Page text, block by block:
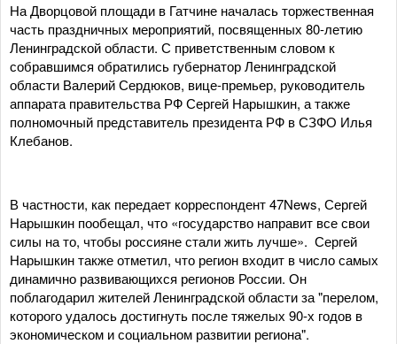
На Дворцовой площади в Гатчине началась торжественная
часть праздничных мероприятий, посвященных 80-летию
Ленинградской области. С приветственным словом к
собравшимся обратились губернатор Ленинградской
области Валерий Сердюков, вице-премьер, руководитель
аппарата правительства РФ Сергей Нарышкин, а также
полномочный представитель президента РФ в СЗФО Илья
Клебанов.
В частности, как передает корреспондент 47News, Сергей
Нарышкин пообещал, что «государство направит все свои
силы на то, чтобы россияне стали жить лучше». Сергей
Нарышкин также отметил, что регион входит в число самых
динамично развивающихся регионов России. Он
поблагодарил жителей Ленинградской области за "перелом,
которого удалось достигнуть после тяжелых 90-х годов в
экономическом и социальном развитии региона".